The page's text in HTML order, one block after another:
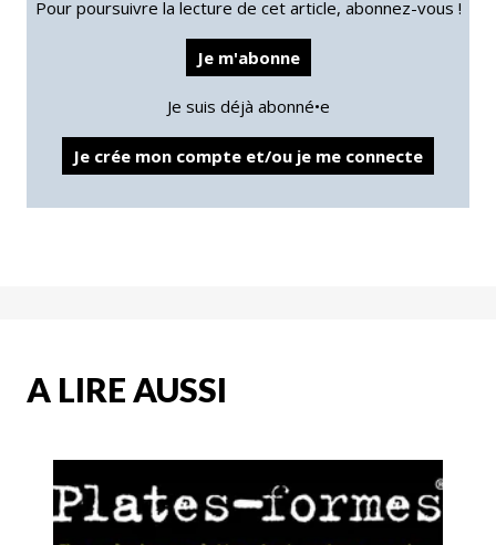
Pour poursuivre la lecture de cet article, abonnez-vous !
Je m'abonne
Je suis déjà abonné•e
Je crée mon compte et/ou je me connecte
A LIRE AUSSI